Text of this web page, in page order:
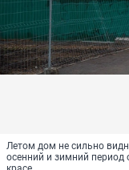
Летом дом не сильно
осенний и зимний период